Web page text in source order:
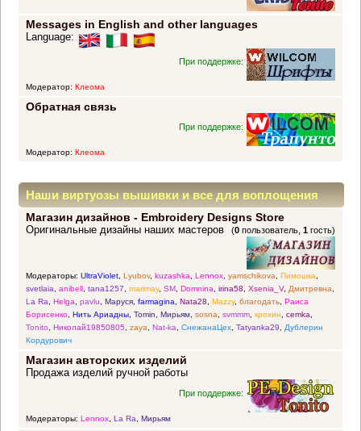
Messages in English and other languages
Language:
При поддержке:
Модератор: Клеома
Обратная связь
При поддержке:
Модератор: Клеома
Наши виртуозы вышивки и все для воплощения
прекрасных идей
Магазин дизайнов - Embroidery Designs Store
(0 пользователь,1 гость)
Оригинальные дизайны наших мастеров
Модераторы: UltraViolet, Lyubov, kuzashka, Lennox, yamschikova, Пимошка,
svetlaia, anibell, tana1257, marimay, SM, Domnina, irina58, Xsenia_V, Дмитревна,
La Ra, Helga, pavlu, Маруся, farmagina, Nata28, Mazzy, благодать, Раиса
Борисенко, Нить Ариадны, Tomin, Мирьям, sosna, svmmm, крохин, cemka,
Tonito, Николай19850805, zaya, Nat-ka, СнежанаЦех, Tatyanka29, Дублерин
Кордурович
Магазин авторских изделий
Продажа изделий ручной работы
При поддержке:
Модераторы: Lennox, La Ra, Мирьям